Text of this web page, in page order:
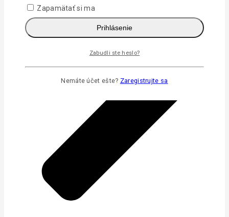
Zapamätať si ma
Prihlásenie
Zabudli ste heslo?
Nemáte účet ešte? Zaregistrujte sa